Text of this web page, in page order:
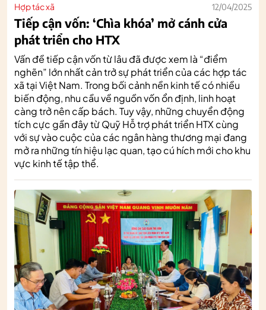
Hợp tác xã 12/04/2025
Tiếp cận vốn: ‘Chìa khóa’ mở cánh cửa
phát triển cho HTX
Vấn đề tiếp cận vốn từ lâu đã được xem là “điểm
nghẽn” lớn nhất cản trở sự phát triển của các hợp tác
xã tại Việt Nam. Trong bối cảnh nền kinh tế có nhiều
biến động, nhu cầu về nguồn vốn ổn định, linh hoạt
càng trở nên cấp bách. Tuy vậy, những chuyển động
tích cực gần đây từ Quỹ Hỗ trợ phát triển HTX cùng
với sự vào cuộc của các ngân hàng thương mại đang
mở ra những tín hiệu lạc quan, tạo cú hích mới cho khu
vực kinh tế tập thể.